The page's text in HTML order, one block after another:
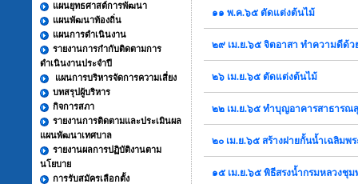
แผนยุทธศาสต์การพัฒนา
แผนพัฒนาท้องถิ่น
แผนการดำเนินงาน
รายงานการกำกับติดตามการ
ดำเนินงานประจำปี
แผนการบริหารจัดการความเสี่ยง
บทสรุปผู้บริหาร
กิจการสภา
รายงานการติดตามและประเมินผล
แผนพัฒนาเทศบาล
รายงานผลการปฏิบัติงานตาม
นโยบาย
การรับสมัครเลือกตั้ง
๑๑ พ.ค.๖๕ ตัดแต่งต้นไม้
๒๙ เม.ย.๖๕ จิตอาสา ทำความดีด้ว
๒๖ เม.ย.๖๕ ตัดแต่งต้นไม้
๒๒ เม.ย.๖๕ ทำบุญอาคารสาธารณ
๒๐ เม.ย.๖๕ สร้างฝายกั้นน้ำเฉลิมพ
๑๕ เม.ย.๖๕ พิธีสรงน้ำกรมหลวงชุม